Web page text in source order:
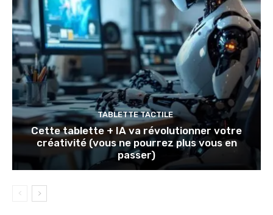
TABLETTE TACTILE
Cette tablette + IA va révolutionner votre
créativité (vous ne pourrez plus vous en
passer)